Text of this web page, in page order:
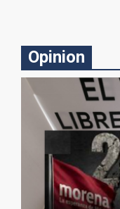
Opinion